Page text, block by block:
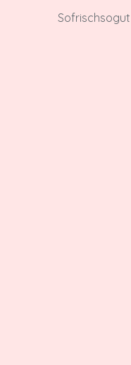
Sofrischsogut